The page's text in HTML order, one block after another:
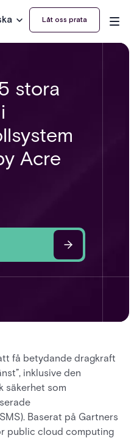
Låt oss prata
stora
Acre
få betydande dragkraft
inklusive den
säkerhet som
Baserat på Gartners
public cloud computing